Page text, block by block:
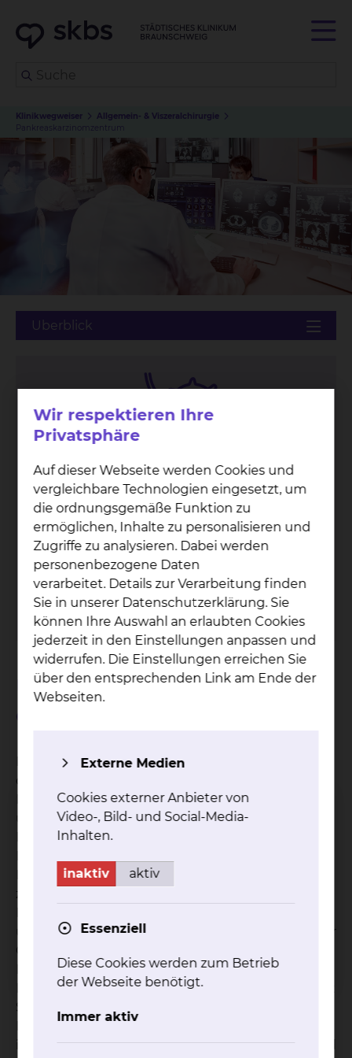
Klinikwegweiser
Allgemein- & Viszeralchirurgie
Pankreaskarzinomzentrum
Pan­kre­as­kar­zi­nom­zen­trum
Fichtengrund 1, 38126 Braunschweig
+49 531 595 2260
Tel.:
+49 531 595 2280
Privatambulanz
Fax: +49 531 595 2090
Privatambulanz
Fax: +49 531 595 2656
Kassenambulanz
Umfassend versorgt durch
enge Zusammenarbeit.
Das Pankreaskarzinomzentrum ist ein hoch
qualifiziertes Zentrum für die Prävention,
Früherkennung, Diagnostik und Therapie von
unterschiedlichen Krebserkrankungen im
Bauchraum. Zusammen mit dem
Deutsche Krebsgesellschaft (DKG) als Fachzentren
zertifiziert sind, bieten es den Menschen in der
universitärem Niveau. Unter dem Dach des Cancer
Center Braunschweig (CCB) werden die Fälle aller
Patientinnen und Patienten mit einer bösartigen
Erkrankung in Tumorkonferenzen gemeinsam mit
Spezialistinnen und Spezialisten anderer
Fachrichtungen begutachtet. So kann jeweils
individuell die beste Behandlung beschlossen und
Wir respektieren Ihre
Privatsphäre
Auf dieser Webseite werden Cookies und
vergleichbare Technologien eingesetzt, um
die ordnungsgemäße Funktion zu
ermöglichen, Inhalte zu personalisieren und
Zugriffe zu analysieren. Dabei werden
personenbezogene Daten
verarbeitet. Details zur Verarbeitung finden
Sie in unserer Datenschutzerklärung. Sie
können Ihre Auswahl an erlaubten Cookies
jederzeit in den Einstellungen anpassen und
widerrufen. Die Einstellungen erreichen Sie
über den entsprechenden Link am Ende der
Webseiten.
Externe Medien
Cookies externer Anbieter von
Video-, Bild- und Social-Media-
Inhalten.
inaktiv aktiv
Essenziell
Diese Cookies werden zum Betrieb
der Webseite benötigt.
Immer aktiv